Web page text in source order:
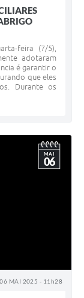
feira (7/5),
adotaram
é garantir o
que eles
Durante os
06 MAI 2025 - 11h28
MAI
06